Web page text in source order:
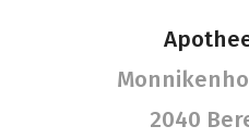
2040